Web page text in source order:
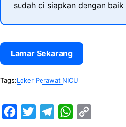
sudah di siapkan dengan
Lamar Sekarang
Tags:Loker Perawat NICU
W